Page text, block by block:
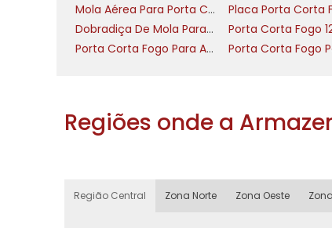
vedação complexa.
Amortecedores mecânicos (mola ou
áreas técnicas e construções
Pneumático: resistência a
Mola Aérea Para Porta Corta Fogo
Dobradiça De Mola Para Porta Corta Fogo
Porta Corta Fogo Para Apartamento
Regiões onde a
Região Central Zona Norte Zona Oeste